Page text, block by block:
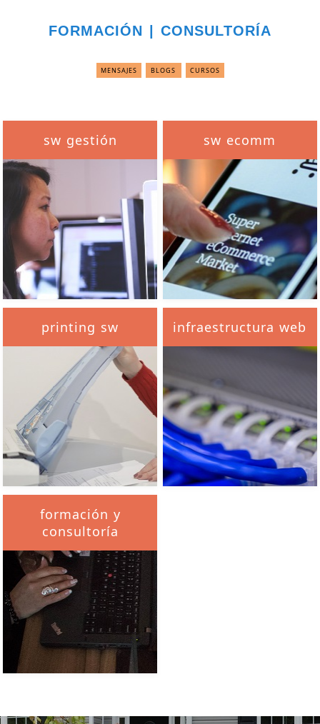
FORMACIÓN | CONSULTORÍA
MENSAJES BLOGS CURSOS
sw gestión sw ecomm
printing sw infraestructura web
formación y
consultoría